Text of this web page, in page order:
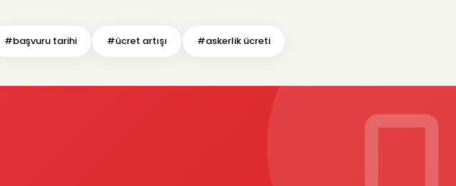
#başvuru tarihi #ücret artışı #askerlik ücreti